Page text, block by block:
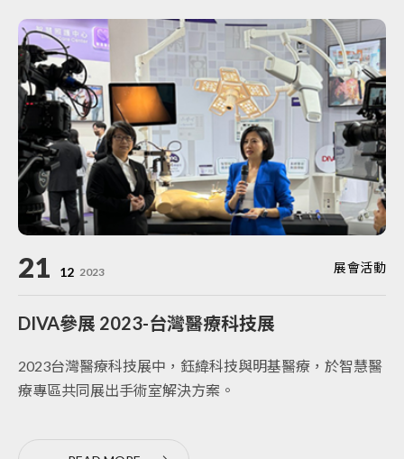
21 12 2023 展會活動
DIVA參展 2023-台灣醫療科技展
2023台灣醫療科技展中，鈺緯科技與明基醫療，於智慧醫
療專區共同展出手術室解決方案。